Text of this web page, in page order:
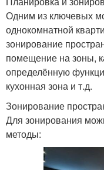
Одним из ключевых
однокомнатной
зонирование
помещение на зоны,
определённую
кухонная зона и т.д.
Зонирование
Для зонирования
методы: